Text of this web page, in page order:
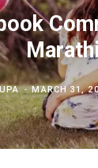
Marathi
MARCH 31,